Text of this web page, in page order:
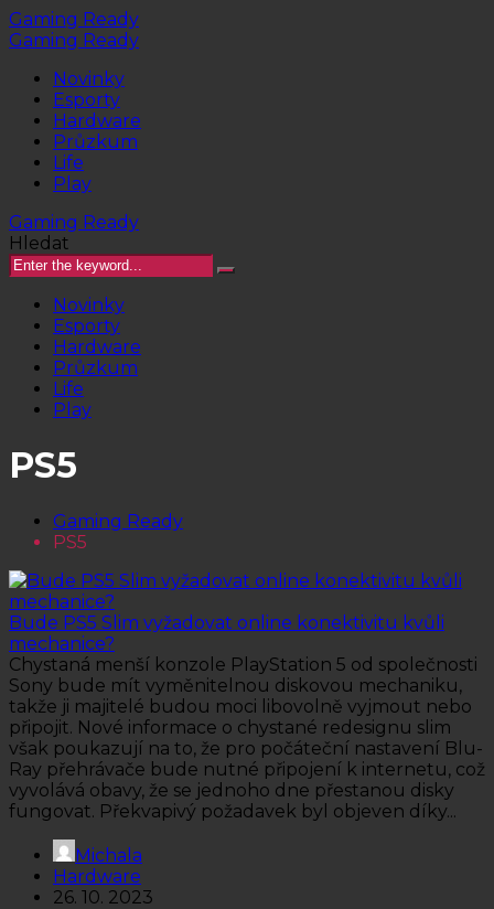
Gaming Ready
Gaming Ready
Novinky
Esporty
Hardware
Průzkum
Life
Play
Gaming Ready
Hledat
Novinky
Esporty
Hardware
Průzkum
Life
Play
PS5
Gaming Ready
PS5
Bude PS5 Slim vyžadovat online konektivitu kvůli
mechanice?
Chystaná menší konzole PlayStation 5 od společnosti
Sony bude mít vyměnitelnou diskovou mechaniku,
takže ji majitelé budou moci libovolně vyjmout nebo
připojit. Nové informace o chystané redesignu slim
však poukazují na to, že pro počáteční nastavení Blu-
Ray přehrávače bude nutné připojení k internetu, což
vyvolává obavy, že se jednoho dne přestanou disky
fungovat. Překvapivý požadavek byl objeven díky...
Michala
Hardware
26. 10. 2023